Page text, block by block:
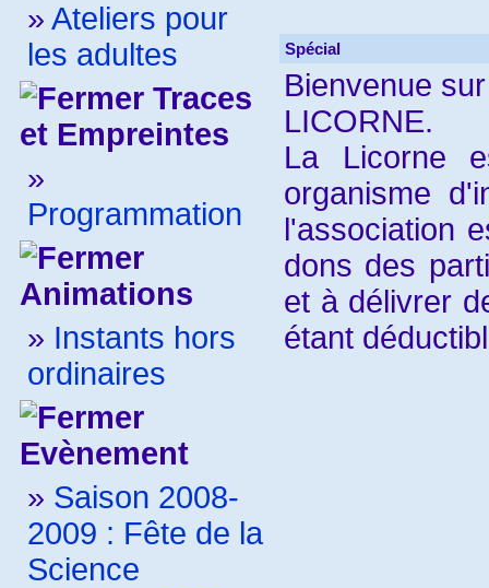
» Ateliers pour
les adultes
Traces
et Empreintes
»
Programmation
Animations
» Instants hors
ordinaires
Evènement
» Saison 2008-
2009 : Fête de la
Science
Spécial
Bienvenue
LICORNE.
La Licorne
organisme
l'association
dons des
et à délivrer
étant